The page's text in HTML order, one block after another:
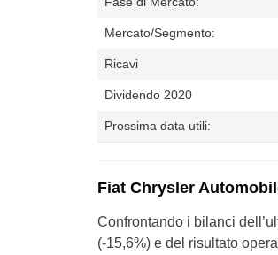
Mercato/Segmento:
Ricavi
Dividendo 2020
Prossima data utili:
Fiat Chrysler
Confrontando i bilanci
(-15,6%) e del risultato